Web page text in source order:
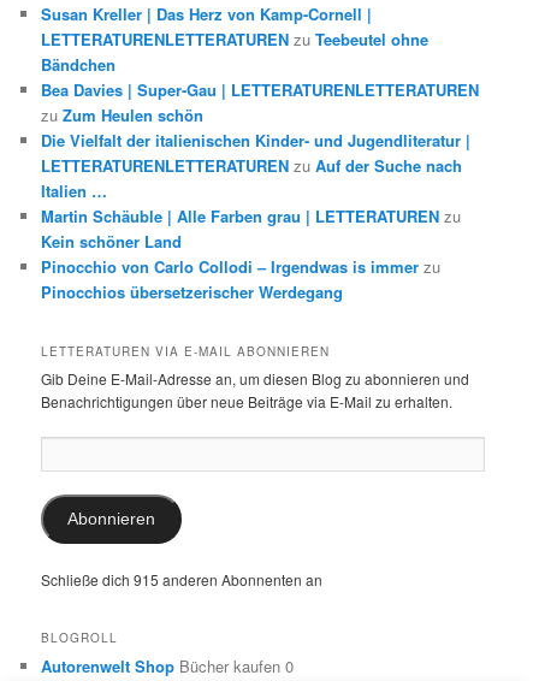
Susan Kreller | Das Herz von Kamp-Cornell |
LETTERATURENLETTERATUREN zuTeebeutel ohne
Bändchen
Bea Davies | Super-Gau | LETTERATURENLETTERATUREN
zuZum Heulen schön
Die Vielfalt der italienischen Kinder- und Jugendliteratur |
LETTERATURENLETTERATUREN zuAuf der Suche nach
Italien …
Martin Schäuble | Alle Farben grau | LETTERATUREN zu
Kein schöner Land
Pinocchio von Carlo Collodi – Irgendwas is immer zu
Pinocchios übersetzerischer Werdegang
LETTERATUREN VIA E-MAIL ABONNIEREN
Gib Deine E-Mail-Adresse an, um diesen Blog zu abonnieren und
Benachrichtigungen über neue Beiträge via E-Mail zu erhalten.
Mail-
Adresse:
Abonnieren
Schließe dich 915 anderen Abonnenten an
BLOGROLL
Autorenwelt Shop Bücher kaufen 0